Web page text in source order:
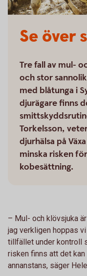
Se över
Tre fall av mul-
och stor
med blåtunga i
djurägare finns
Torkelsson,
djurhälsa på
minska risken
kobesättning.
– Mul- och klövsjuka
jag verkligen hoppas
tillfället under kontroll
risken finns att det kan
annanstans, säger